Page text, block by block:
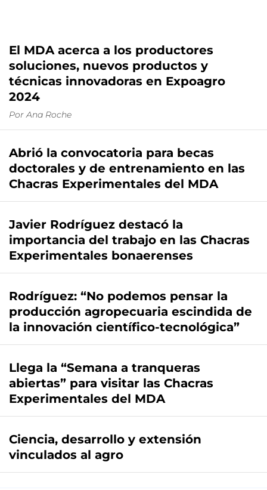
El MDA acerca a los productores
soluciones, nuevos productos y
técnicas innovadoras en Expoagro
2024
Por Ana Roche
Abrió la convocatoria para becas
doctorales y de entrenamiento en las
Chacras Experimentales del MDA
Javier Rodríguez destacó la
importancia del trabajo en las Chacras
Experimentales bonaerenses
Rodríguez: “No podemos pensar la
producción agropecuaria escindida de
la innovación científico-tecnológica”
Llega la “Semana a tranqueras
abiertas” para visitar las Chacras
Experimentales del MDA
Ciencia, desarrollo y extensión
vinculados al agro